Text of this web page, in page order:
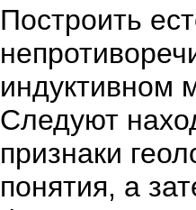
Построить
индуктивном
Следуют
признаки
понятия, а